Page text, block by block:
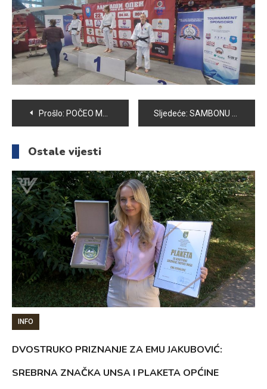
Navigacija
članaka
Prošlo: POČEO MALONOGOMETNI TURNIR “VOGOŠĆA 2024” Sljedeće: SAMBONU DVIJE MEDALJE SA SENIORSKOG PRVENSTVA BOSNE I HERCEGOVINE
Ostale vijesti
INFO
DVOSTRUKO PRIZNANJE ZA EMU JAKUBOVIĆ:
SREBRNA ZNAČKA UNSA I PLAKETA OPĆINE